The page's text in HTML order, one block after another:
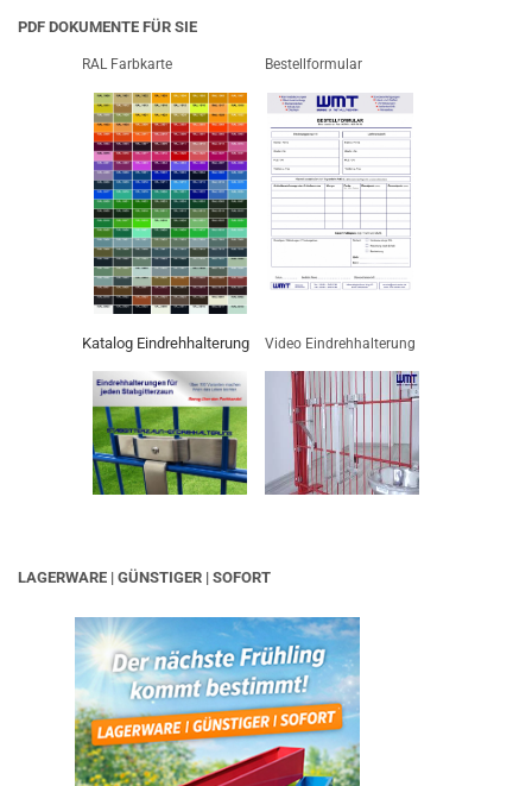
PDF DOKUMENTE FÜR SIE
RAL Farbkarte Bestellformular
Katalog Eindrehhalterung Video Eindrehhalterung
LAGERWARE | GÜNSTIGER | SOFORT